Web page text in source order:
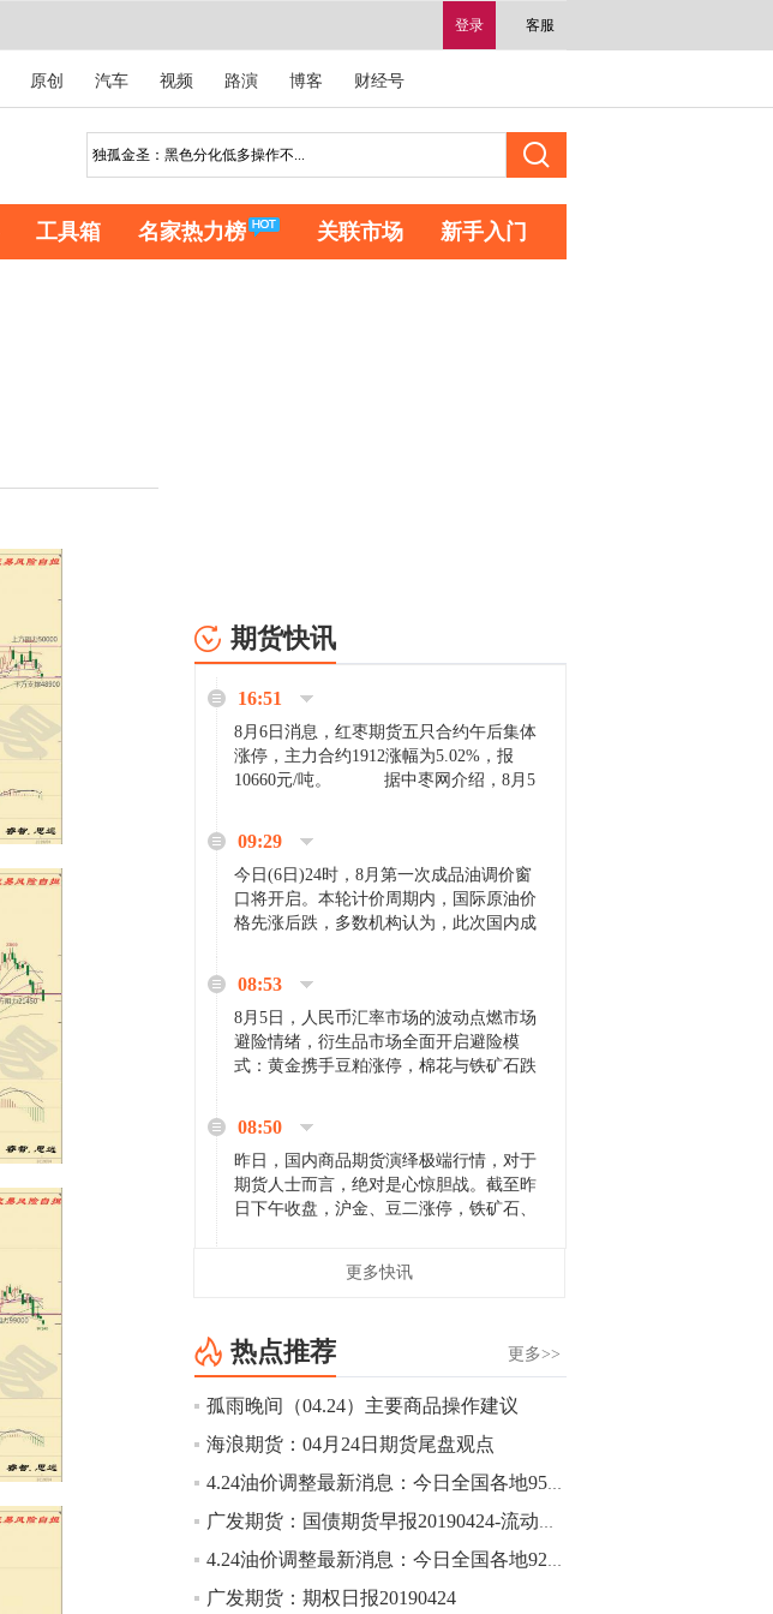
登录 客服
原创 汽车 视频 路演 博客 财经号
工具箱 名家热力榜 关联市场 新手入门
期货快讯
16:51
8月6日消息，红枣期货五只合约午后集体
涨停，主力合约1912涨幅为5.02%，报
10660元/吨。 据中枣网介绍，8月5
家好货依旧惜售挺...
09:29
今日(6日)24时，8月第一次成品油调价窗
口将开启。本轮计价周期内，国际原油价
格先涨后跌，多数机构认为，此次国内成
08:53
8月5日，人民币汇率市场的波动点燃市场
避险情绪，衍生品市场全面开启避险模
式：黄金携手豆粕涨停，棉花与铁矿石跌
场来看，汇率波动...
08:50
昨日，国内商品期货演绎极端行情，对于
期货人士而言，绝对是心惊胆战。截至昨
日下午收盘，沪金、豆二涨停，铁矿石、
[imgnobrwh] src=...
跌幅达6%，报689.5元/吨，刷新近两个月
低位。
14:20
方正有色研究团队：高度重视贵金属的阶
段性机会。自年初以来沪金上涨16.93%，
更多快讯
更多>>
热点推荐
孤雨晚间（04.24）主要商品操作建议
海浪期货：04月24日期货尾盘观点
4.24油价调整最新消息：今日全国各地95号汽油价格查询一览
广发期货：国债期货早报20190424-流动性压力最大时点已过，期债震荡
4.24油价调整最新消息：今日全国各地92号汽油价格查询一览
广发期货：期权日报20190424